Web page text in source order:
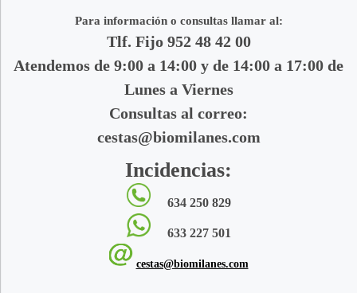
Para información o consultas llamar al:
Tlf. Fijo 952 48 42 00
Atendemos de 9:00 a 14:00 y de 14:00 a 17:00 de
Lunes a Viernes
Consultas al correo:
cestas@biomilanes.com
Incidencias:
634 250 829
633 227 501
cestas@biomilanes.com